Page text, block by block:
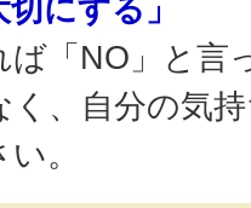
にする」
「NO」と言
、自分の気
。